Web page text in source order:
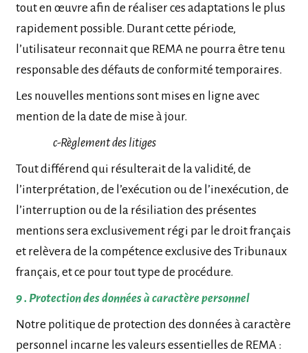
tout en œuvre afin de réaliser ces adaptations le plus
rapidement possible. Durant cette période,
l’utilisateur reconnait que REMA ne pourra être tenu
responsable des défauts de conformité temporaires.
Les nouvelles mentions sont mises en ligne avec
mention de la date de mise à jour.
c-Règlement des litiges
Tout différend qui résulterait de la validité, de
l’interprétation, de l’exécution ou de l’inexécution, de
l’interruption ou de la résiliation des présentes
mentions sera exclusivement régi par le droit français
et relèvera de la compétence exclusive des Tribunaux
français, et ce pour tout type de procédure.
9 . Protection des données à caractère personnel
Notre politique de protection des données à caractère
personnel incarne les valeurs essentielles de REMA :